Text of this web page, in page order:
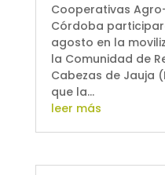
Cooperativas
Córdoba
agosto en la
la Comunidad de
Cabezas de Jauja
que la...
leer más